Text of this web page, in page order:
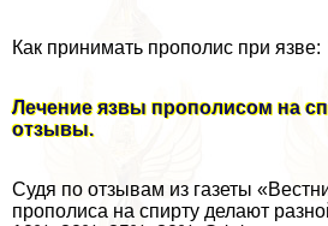
Как принимать прополис при язве:
Лечение язвы прополисом на
отзывы.
Судя по отзывам из газеты
прополиса на спирту делают